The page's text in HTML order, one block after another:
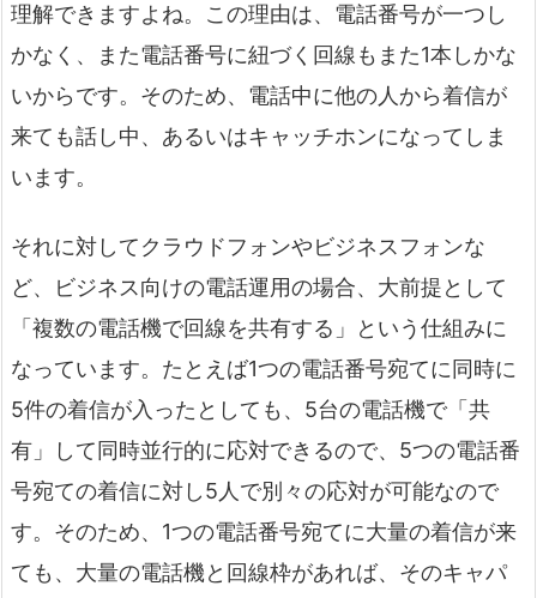
理解できますよね。この理由は、電話番号が一つし
かなく、また電話番号に紐づく回線もまた1本しかな
いからです。そのため、電話中に他の人から着信が
来ても話し中、あるいはキャッチホンになってしま
います。
それに対してクラウドフォンやビジネスフォンな
ど、ビジネス向けの電話運用の場合、大前提として
「複数の電話機で回線を共有する」という仕組みに
なっています。たとえば1つの電話番号宛てに同時に
5件の着信が入ったとしても、5台の電話機で「共
有」して同時並行的に応対できるので、5つの電話番
号宛ての着信に対し5人で別々の応対が可能なので
す。そのため、1つの電話番号宛てに大量の着信が来
ても、大量の電話機と回線枠があれば、そのキャパ